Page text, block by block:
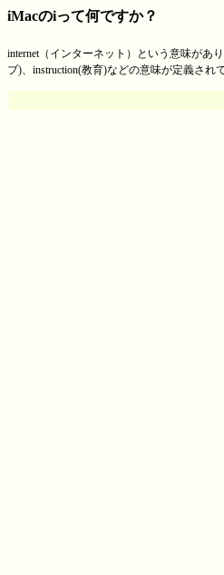
iMacのiって何ですか？
internet（インターネット）という意味があ
ブ)、instruction(教育)などの意味が定義さ